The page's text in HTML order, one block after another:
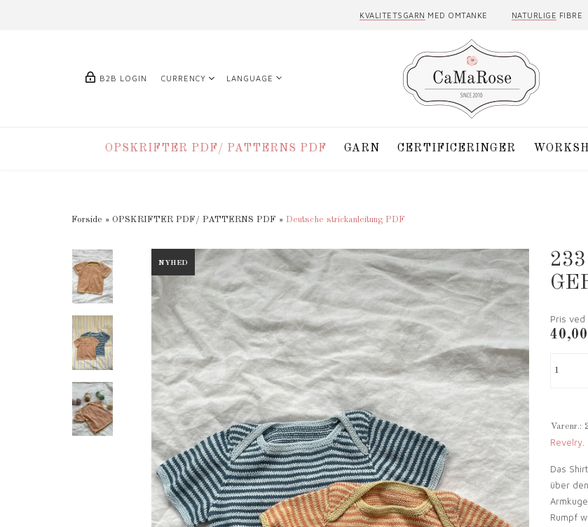
KVALITETSGARN MED OMTANKE NATURLIGE FIBRE
B2B LOGIN CURRENCY LANGUAGE
OPSKRIFTER PDF/ PATTERNS PDF GARN CERTIFICERINGER
Forside » OPSKRIFTER PDF/ PATTERNS PDF » Deutsche strickanleitung PDF
NYHED
Pris ved
40,00
Varenr.:
Revelry.
Das
über
Rumpf